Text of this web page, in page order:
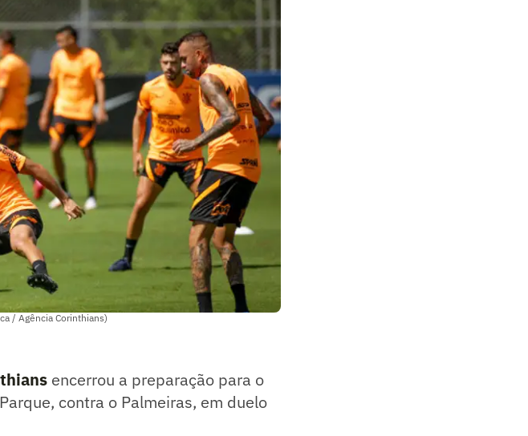
/ Agência Corinthians)
encerrou a preparação para o
contra o Palmeiras, em duelo